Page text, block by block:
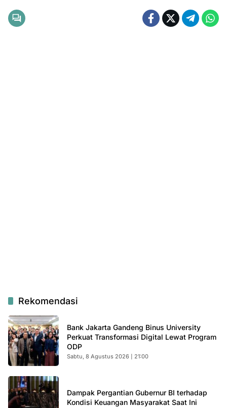
Rekomendasi
Bank Jakarta Gandeng Binus University
Perkuat Transformasi Digital Lewat Program
ODP
Sabtu, 8 Agustus 2026 | 21:00
Dampak Pergantian Gubernur BI terhadap
Kondisi Keuangan Masyarakat Saat Ini